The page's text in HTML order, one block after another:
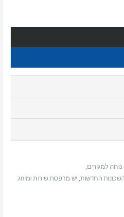
החדשות, יש מרפסת שירות ומיזוג.